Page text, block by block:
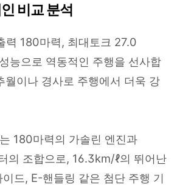
비교 분석
력 180마력, 최대토크 27.0
능으로 역동적인 주행을 선사합
월이나 경사로 주행에서 더욱 강
180마력의 가솔린 엔진과
의 조합으로, 16.3km/ℓ의 뛰어난
드, E-핸들링 같은 첨단 주행 기